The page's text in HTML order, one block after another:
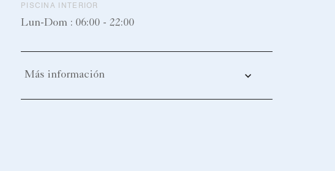
PISCINA INTERIOR
Lun-Dom : 06:00 - 22:00
Más información